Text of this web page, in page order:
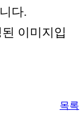
다.
이미지입
목록